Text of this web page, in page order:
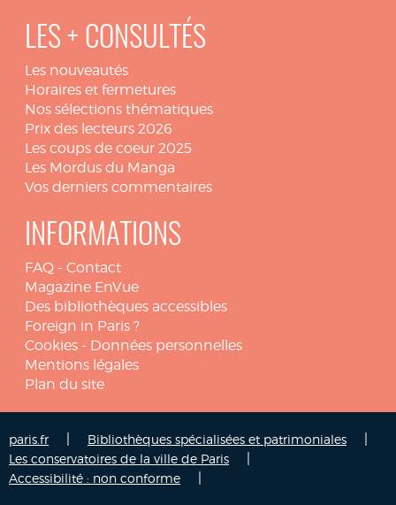
LES + CONSULTÉS
Les nouveautés
Horaires et fermetures
Nos sélections thématiques
Prix des lecteurs 2026
Les coups de coeur 2025
Les Mordus du Manga
Vos derniers commentaires
INFORMATIONS
FAQ - Contact
Magazine EnVue
Des bibliothèques accessibles
Foreign in Paris ?
Cookies - Données personnelles
Mentions légales
Plan du site
paris.fr Bibliothèques spécialisées et patrimoniales
Les conservatoires de la ville de Paris
Accessibilité : non conforme